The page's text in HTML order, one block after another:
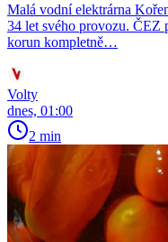
Malá vodní elektrárna
34 let svého provozu. ČEZ
korun kompletně…
Volty
dnes, 01:00
2 min